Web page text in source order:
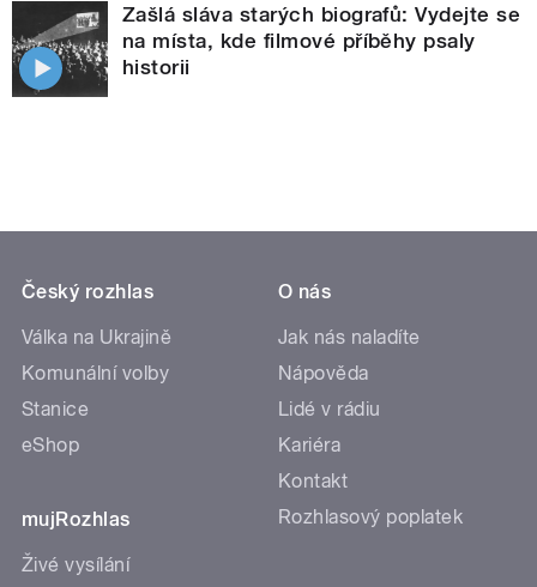
Zašlá sláva starých biografů: Vydejte se
na místa, kde filmové příběhy psaly
historii
Český rozhlas
Válka na Ukrajině
Komunální volby
Stanice
eShop
mujRozhlas
Živé vysílání
O nás
Jak nás naladíte
Nápověda
Lidé v rádiu
Kariéra
Kontakt
Rozhlasový poplatek